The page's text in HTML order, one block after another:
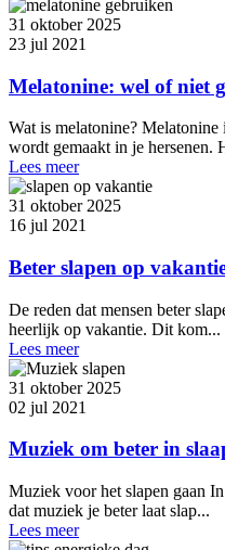
31 oktober 2025
23 jul 2021
Melatonine: wel of niet
Wat is melatonine?
wordt gemaakt in je hersenen.
Lees meer
31 oktober 2025
16 jul 2021
Beter slapen op
De reden dat mensen beter
heerlijk op vakantie. Dit kom...
Lees meer
31 oktober 2025
02 jul 2021
Muziek om beter in
Muziek voor het slapen gaan
dat muziek je beter laat slap...
Lees meer